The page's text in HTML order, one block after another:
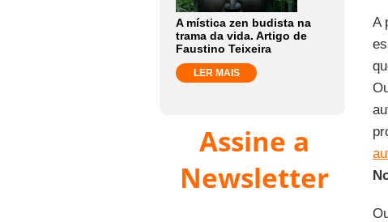
A mística zen budista na
trama da vida. Artigo de
Faustino Teixeira
LER MAIS
Assine a
Newsletter
A